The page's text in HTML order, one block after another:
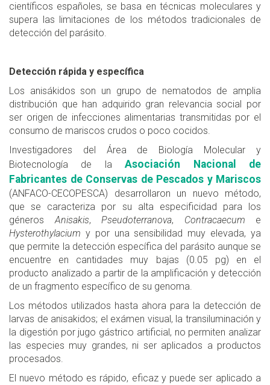
científicos españoles, se basa en técnicas moleculares y
supera las limitaciones de los métodos tradicionales de
detección del parásito.
Detección rápida y específica
Los anisákidos son un grupo de nematodos de amplia
distribución que han adquirido gran relevancia social por
ser origen de infecciones alimentarias transmitidas por el
consumo de mariscos crudos o poco cocidos.
Investigadores del Área de Biología Molecular y
Biotecnología de laAsociación Nacional de
Fabricantes de Conservas de Pescados y Mariscos
(ANFACO-CECOPESCA) desarrollaron un nuevo método,
que se caracteriza por su alta especificidad para los
génerosAnisakis, Pseudoterranova, Contracaecum e
Hysterothylacium y por una sensibilidad muy elevada, ya
que permite la detección específica del parásito aunque se
encuentre en cantidades muy bajas (0.05 pg) en el
producto analizado a partir de la amplificación y detección
de un fragmento específico de su genoma.
Los métodos utilizados hasta ahora para la detección de
larvas de anisakidos; el exámen visual, la transiluminación y
la digestión por jugo gástrico artificial, no permiten analizar
las especies muy grandes, ni ser aplicados a productos
procesados.
El nuevo método es rápido, eficaz y puede ser aplicado a